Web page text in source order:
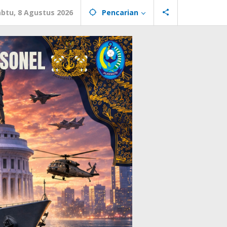
8 Agustus 2026 Pencarian